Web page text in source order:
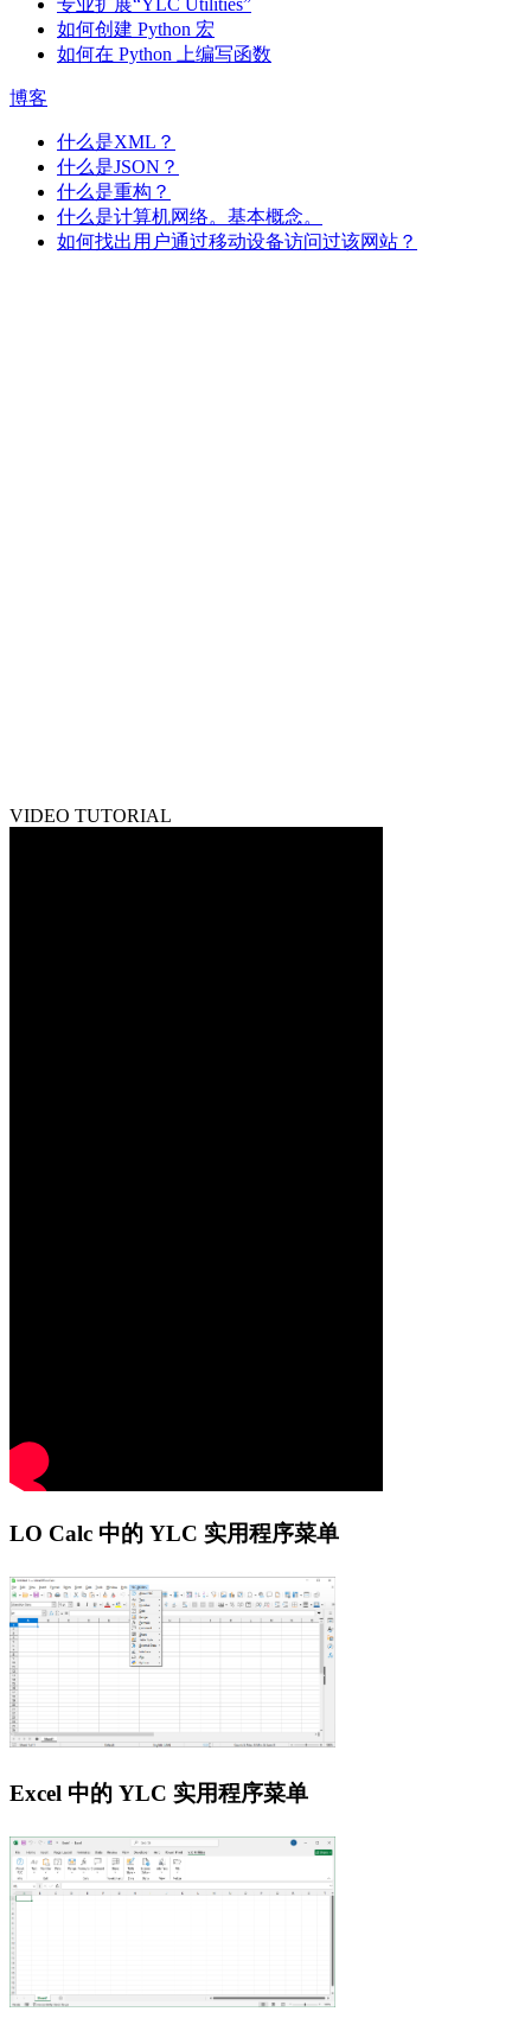
专业扩展“YLC Utilities”
如何创建 Python 宏
如何在 Python 上编写函数
博客
什么是XML？
什么是JSON？
什么是重构？
什么是计算机网络。基本概念。
如何找出用户通过移动设备访问过该网站？
VIDEO TUTORIAL
LO Calc 中的 YLC 实用程序菜单
Excel 中的 YLC 实用程序菜单